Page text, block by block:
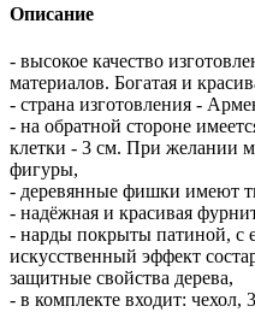
Описание
- высокое качество
материалов. Богатая и
- страна изготовления -
- на обратной стороне
клетки - 3 см. При желании
фигуры,
- деревянные фишки имеют
- надёжная и красивая
- нарды покрыты патиной, с
искусственный эффект
защитные свойства дерева,
- в комплекте входит: